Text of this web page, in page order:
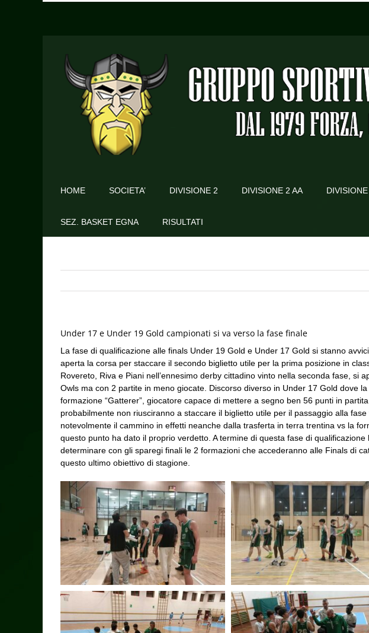
HOME SOCIETA’ DIVISIONE 2 DIVISIONE 2 AA
SEZ. BASKET EGNA RISULTATI
Under 17 e Under 19 Gold campionati si va verso la fase finale
La fase di qualificazione alle finals Under 19 Gold e Under 17 Gold si stanno
aperta la corsa per staccare il secondo biglietto utile per la prima posizione in
Rovereto, Riva e Piani nell’ennesimo derby cittadino vinto nella seconda fase,
Owls ma con 2 partite in meno giocate. Discorso diverso in Under 17 Gold dove
formazione “Gatterer”, giocatore capace di mettere a segno ben 56 punti in
probabilmente non riusciranno a staccare il biglietto utile per il passaggio alla
notevolmente il cammino in effetti neanche dalla trasferta in terra trentina vs la
questo punto ha dato il proprio verdetto. A termine di questa fase di
determinare con gli sparegi finali le 2 formazioni che accederanno alle Finals di
questo ultimo obiettivo di stagione.